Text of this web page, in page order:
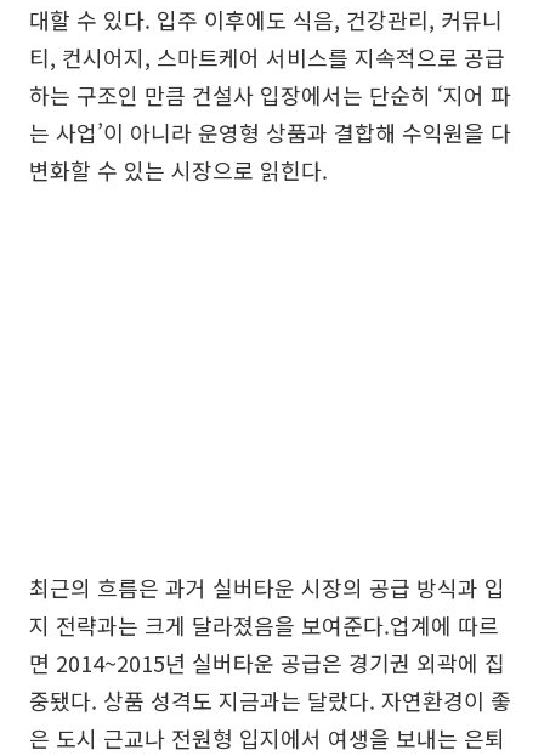
대할 수 있다. 입주 이후에도 식음, 건강관리, 커뮤니
티, 컨시어지, 스마트케어 서비스를 지속적으로 공급
하는 구조인 만큼 건설사 입장에서는 단순히 ‘지어 파
는 사업’이 아니라 운영형 상품과 결합해 수익원을 다
변화할 수 있는 시장으로 읽힌다.
최근의 흐름은 과거 실버타운 시장의 공급 방식과 입
지 전략과는 크게 달라졌음을 보여준다.업계에 따르
면 2014~2015년 실버타운 공급은 경기권 외곽에 집
중됐다. 상품 성격도 지금과는 달랐다. 자연환경이 좋
은 도시 근교나 전원형 입지에서 여생을 보내는 은퇴